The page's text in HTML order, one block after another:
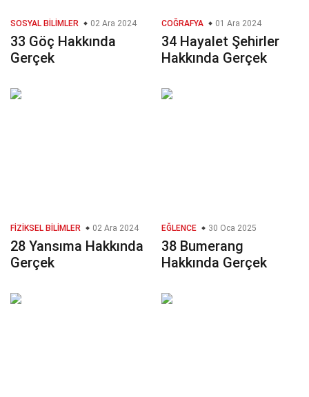
SOSYAL BILIMLER 02 Ara 2024
33 Göç Hakkında
Gerçek
COĞRAFYA 01 Ara 2024
34 Hayalet Şehirler
Hakkında Gerçek
FIZIKSEL BILIMLER 02 Ara 2024
28 Yansıma Hakkında
Gerçek
EĞLENCE 30 Oca 2025
38 Bumerang
Hakkında Gerçek